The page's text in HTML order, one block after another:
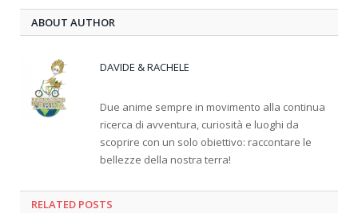
ABOUT AUTHOR
DAVIDE & RACHELE
Due anime sempre in movimento alla continua
ricerca di avventura, curiosità e luoghi da
scoprire con un solo obiettivo: raccontare le
bellezze della nostra terra!
RELATED POSTS